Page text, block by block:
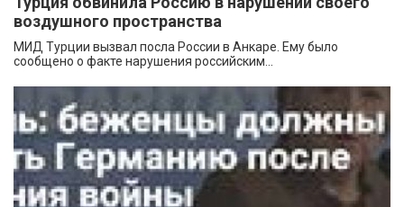
воздушного пространства
МИД Турции вызвал посла России в Анкаре. Ему было
сообщено о факте нарушения российским...